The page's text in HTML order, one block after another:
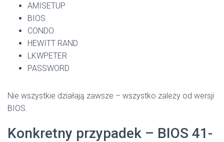
AMISETUP
BIOS
CONDO
HEWITT RAND
LKWPETER
PASSWORD
Nie wszystkie działają zawsze – wszystko zależy od wersji
BIOS.
Konkretny przypadek – BIOS 41-